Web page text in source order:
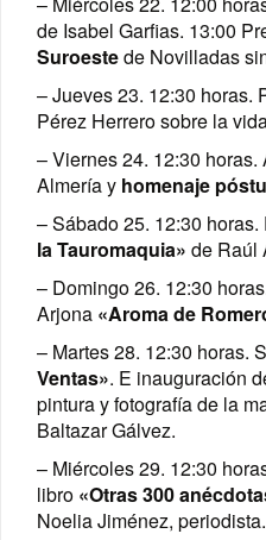
de Isabel Garfias. 13:00
Suroestede Novilladas
– Jueves 23. 12:30 horas.
Pérez Herrero sobre la
– Viernes 24. 12:30 horas.
Almería y homenaje
– Sábado 25. 12:30
la Tauromaquia» de Raúl
– Domingo 26. 12:30
Arjona «Aroma de
– Martes 28. 12:30 horas.
Ventas». E inauguración
pintura y fotografía de la
Baltazar Gálvez.
– Miércoles 29. 12:30
libro «Otras 300
Noelia Jiménez,